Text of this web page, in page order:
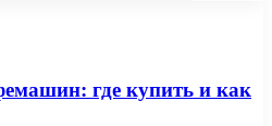
где купить и как